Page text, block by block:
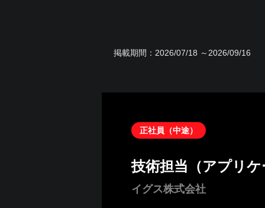
掲載期間： 2026/07/18 ～2026/09/16
正社員（中途）
技術担当（アプリ
イグス株式会社